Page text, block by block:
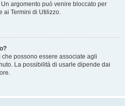
argomento può venire bloccato per
ai Termini di Utilizzo.
possono essere associate agli
La possibilità di usarle dipende dai